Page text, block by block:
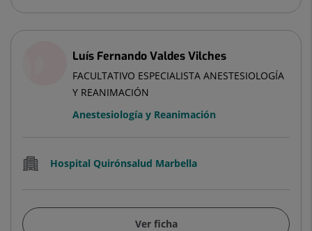
Luís Fernando Valdes Vilches
FACULTATIVO ESPECIALISTA ANESTESIOLOGÍA
Y REANIMACIÓN
Anestesiología y Reanimación
Hospital Quirónsalud Marbella
Ver ficha